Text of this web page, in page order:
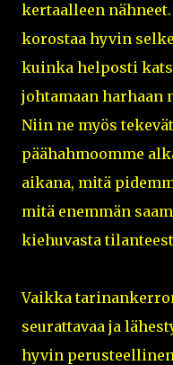
kertaalleen
korostaa hyvin
kuinka helposti
johtamaan
Niin ne myös
päähahmoomme
aikana, mitä
mitä enemmän
kiehuvasta
Vaikka
seurattavaa ja
hyvin